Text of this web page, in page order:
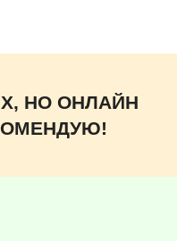
НО ОНЛАЙН